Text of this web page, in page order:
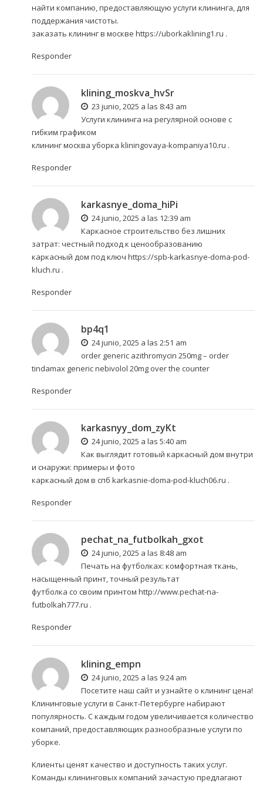
найти компанию, предоставляющую услуги клининга, для
поддержания чистоты.
заказать клининг в москве https://uborkaklining1.ru .
Responder
klining_moskva_hvSr
23 junio, 2025 a las 8:43 am
Услуги клининга на регулярной основе с
гибким графиком
клининг москва уборка kliningovaya-kompaniya10.ru .
Responder
karkasnye_doma_hiPi
24 junio, 2025 a las 12:39 am
Каркасное строительство без лишних
затрат: честный подход к ценообразованию
каркасный дом под ключ https://spb-karkasnye-doma-pod-
kluch.ru .
Responder
bp4q1
24 junio, 2025 a las 2:51 am
order generic azithromycin 250mg – order
tindamax genericnebivolol 20mg over the counter
Responder
karkasnyy_dom_zyKt
24 junio, 2025 a las 5:40 am
Как выглядит готовый каркасный дом внутри
и снаружи: примеры и фото
каркасный дом в спб karkasnie-doma-pod-kluch06.ru .
Responder
pechat_na_futbolkah_gxot
24 junio, 2025 a las 8:48 am
Печать на футболках: комфортная ткань,
насыщенный принт, точный результат
футболка со своим принтом http://www.pechat-na-
futbolkah777.ru .
Responder
klining_empn
24 junio, 2025 a las 9:24 am
Посетите наш сайт и узнайте о клининг цена!
Клининговые услуги в Санкт-Петербурге набирают
популярность. С каждым годом увеличивается количество
компаний, предоставляющих разнообразные услуги по
уборке.
Клиенты ценят качество и доступность таких услуг.
Команды клининговых компаний зачастую предлагают